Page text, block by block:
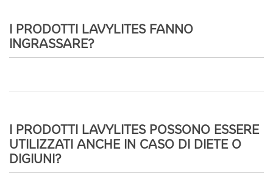
I PRODOTTI LAVYLITES FANNO
INGRASSARE?
I PRODOTTI LAVYLITES POSSONO ESSERE
UTILIZZATI ANCHE IN CASO DI DIETE O
DIGIUNI?